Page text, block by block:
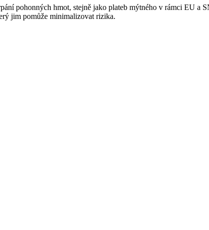
pohonných hmot, stejně jako plateb mýtného v rámci EU
jim pomůže minimalizovat rizika.